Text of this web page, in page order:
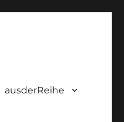
ausderReihe